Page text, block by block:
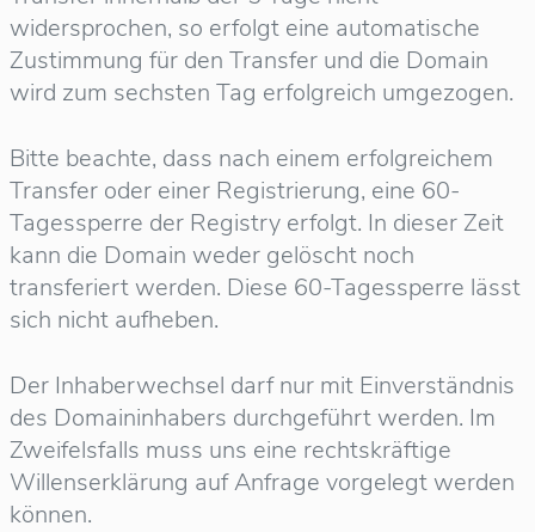
widersprochen, so erfolgt eine automatische
Zustimmung für den Transfer und die Domain
wird zum sechsten Tag erfolgreich umgezogen.
Bitte beachte, dass nach einem erfolgreichem
Transfer oder einer Registrierung, eine 60-
Tagessperre der Registry erfolgt. In dieser Zeit
kann die Domain weder gelöscht noch
transferiert werden. Diese 60-Tagessperre lässt
sich nicht aufheben.
Der Inhaberwechsel darf nur mit Einverständnis
des Domaininhabers durchgeführt werden. Im
Zweifelsfalls muss uns eine rechtskräftige
Willenserklärung auf Anfrage vorgelegt werden
können.